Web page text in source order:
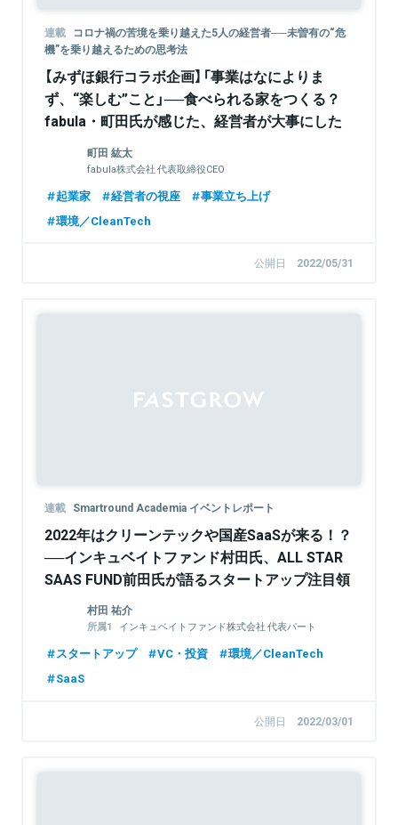
連載 コロナ禍の苦境を乗り越えた5人の経営者──未曽有の“危
機”を乗り越えるための思考法
【みずほ銀行コラボ企画】「事業はなによりま
ず、“楽しむ”こと」──食べられる家をつくる？
fabula・町田氏が感じた、経営者が大事にした
い、たった一つのこと
町⽥ 紘太
fabula株式会社 代表取締役CEO
起業家 経営者の視座
事業立ち上げ
環境／CleanTech
公開日 2022/05/31
連載 Smartround Academia イベントレポート
2022年はクリーンテックや国産SaaSが来る！？
──インキュベイトファンド村田氏、ALL STAR
SAAS FUND前田氏が語るスタートアップ注目領
村田 祐介
インキュベイトファンド株式会社 代表パート
株式会社グラファー 取締役
スタートアップ VC・投資
環境／CleanTech
SaaS
公開日 2022/03/01